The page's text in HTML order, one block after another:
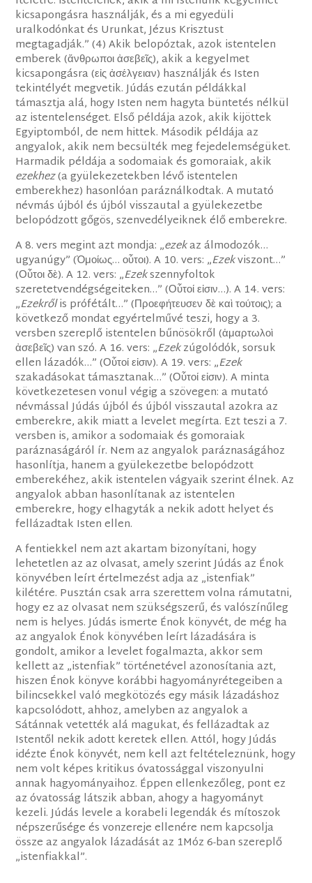
kicsapongásra használják, és a mi egyedüli
uralkodónkat és Urunkat, Jézus Krisztust
megtagadják.” (4) Akik belopóztak, azok istentelen
emberek (ἄνθρωποι ἀσεβεῖς), akik a kegyelmet
kicsapongásra (εἰς ἀσέλγειαν) használják és Isten
tekintélyét megvetik. Júdás ezután példákkal
támasztja alá, hogy Isten nem hagyta büntetés nélkül
az istentelenséget. Első példája azok, akik kijöttek
Egyiptomból, de nem hittek. Második példája az
angyalok, akik nem becsülték meg fejedelemségüket.
Harmadik példája a sodomaiak és gomoraiak, akik
ezekhez(a gyülekezetekben lévő istentelen
emberekhez) hasonlóan paráználkodtak. A mutató
névmás újból és újból visszautal a gyülekezetbe
belopódzott gőgös, szenvedélyeiknek élő emberekre.
A 8. vers megint azt mondja: „ezekaz álmodozók…
ugyanúgy” (Ὁμοίως… οὗτοι). A 10. vers: „Ezekviszont…”
(Οὗτοι δὲ). A 12. vers: „Ezekszennyfoltok
szeretetvendégségeiteken…” (Οὗτοί εἰσιν…). A 14. vers:
„Ezekrőlis prófétált…” (Προεφήτευσεν δὲ καὶ τούτοις); a
következő mondat egyértelművé teszi, hogy a 3.
versben szereplő istentelen bűnösökről (ἁμαρτωλοὶ
ἀσεβεῖς) van szó. A 16. vers: „Ezekzúgolódók, sorsuk
ellen lázadók…” (Οὗτοί εἰσιν). A 19. vers: „Ezek
szakadásokat támasztanak…” (Οὗτοί εἰσιν). A minta
következetesen vonul végig a szövegen: a mutató
névmással Júdás újból és újból visszautal azokra az
emberekre, akik miatt a levelet megírta. Ezt teszi a 7.
versben is, amikor a sodomaiak és gomoraiak
paráznaságáról ír. Nem az angyalok paráznaságához
hasonlítja, hanem a gyülekezetbe belopódzott
emberekéhez, akik istentelen vágyaik szerint élnek. Az
angyalok abban hasonlítanak az istentelen
emberekre, hogy elhagyták a nekik adott helyet és
fellázadtak Isten ellen.
A fentiekkel nem azt akartam bizonyítani, hogy
lehetetlen az az olvasat, amely szerint Júdás az Énok
könyvében leírt értelmezést adja az „istenfiak”
kilétére. Pusztán csak arra szerettem volna rámutatni,
hogy ez az olvasat nem szükségszerű, és valószínűleg
nem is helyes. Júdás ismerte Énok könyvét, de még ha
az angyalok Énok könyvében leírt lázadására is
gondolt, amikor a levelet fogalmazta, akkor sem
kellett az „istenfiak” történetével azonosítania azt,
hiszen Énok könyve korábbi hagyományrétegeiben a
bilincsekkel való megkötözés egy másik lázadáshoz
kapcsolódott, ahhoz, amelyben az angyalok a
Sátánnak vetették alá magukat, és fellázadtak az
Istentől nekik adott keretek ellen. Attól, hogy Júdás
idézte Énok könyvét, nem kell azt feltételeznünk, hogy
nem volt képes kritikus óvatossággal viszonyulni
annak hagyományaihoz. Éppen ellenkezőleg, pont ez
az óvatosság látszik abban, ahogy a hagyományt
kezeli. Júdás levele a korabeli legendák és mítoszok
népszerűsége és vonzereje ellenére nem kapcsolja
össze az angyalok lázadását az 1Móz 6-ban szereplő
„istenfiakkal”.